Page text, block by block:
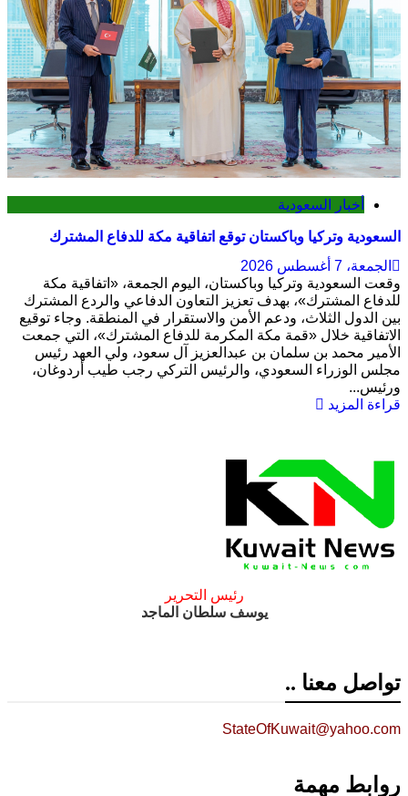
أخبار السعودية
السعودية وتركيا وباكستان توقع اتفاقية مكة للدفاع المشترك
الجمعة، 7 أغسطس 2026
وقعت السعودية وتركيا وباكستان، اليوم الجمعة، «اتفاقية مكة
للدفاع المشترك»، بهدف تعزيز التعاون الدفاعي والردع المشترك
بين الدول الثلاث، ودعم الأمن والاستقرار في المنطقة. وجاء توقيع
الاتفاقية خلال «قمة مكة المكرمة للدفاع المشترك»، التي جمعت
الأمير محمد بن سلمان بن عبدالعزيز آل سعود، ولي العهد رئيس
مجلس الوزراء السعودي، والرئيس التركي رجب طيب أردوغان،
ورئيس...
قراءة المزيد
رئيس التحرير
يوسف سلطان الماجد
تواصل معنا ..
StateOfKuwait@yahoo.com
روابط مهمة